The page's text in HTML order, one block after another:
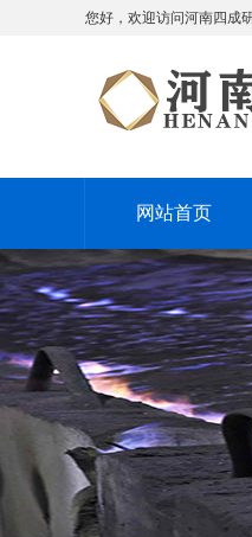
您好，欢迎访问河南四成
网站首页